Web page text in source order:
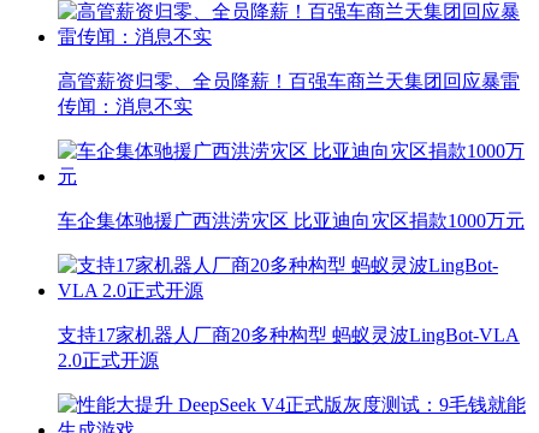
高管薪资归零、全员降薪！百强车商兰天集团回应暴雷
传闻：消息不实
车企集体驰援广西洪涝灾区 比亚迪向灾区捐款1000万元
支持17家机器人厂商20多种构型 蚂蚁灵波LingBot-VLA
2.0正式开源